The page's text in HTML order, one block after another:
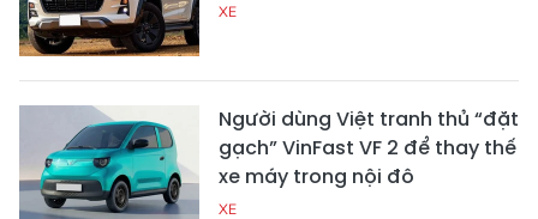
XE
Người dùng Việt tranh thủ “đặt
gạch” VinFast VF 2 để thay thế
xe máy trong nội đô
XE